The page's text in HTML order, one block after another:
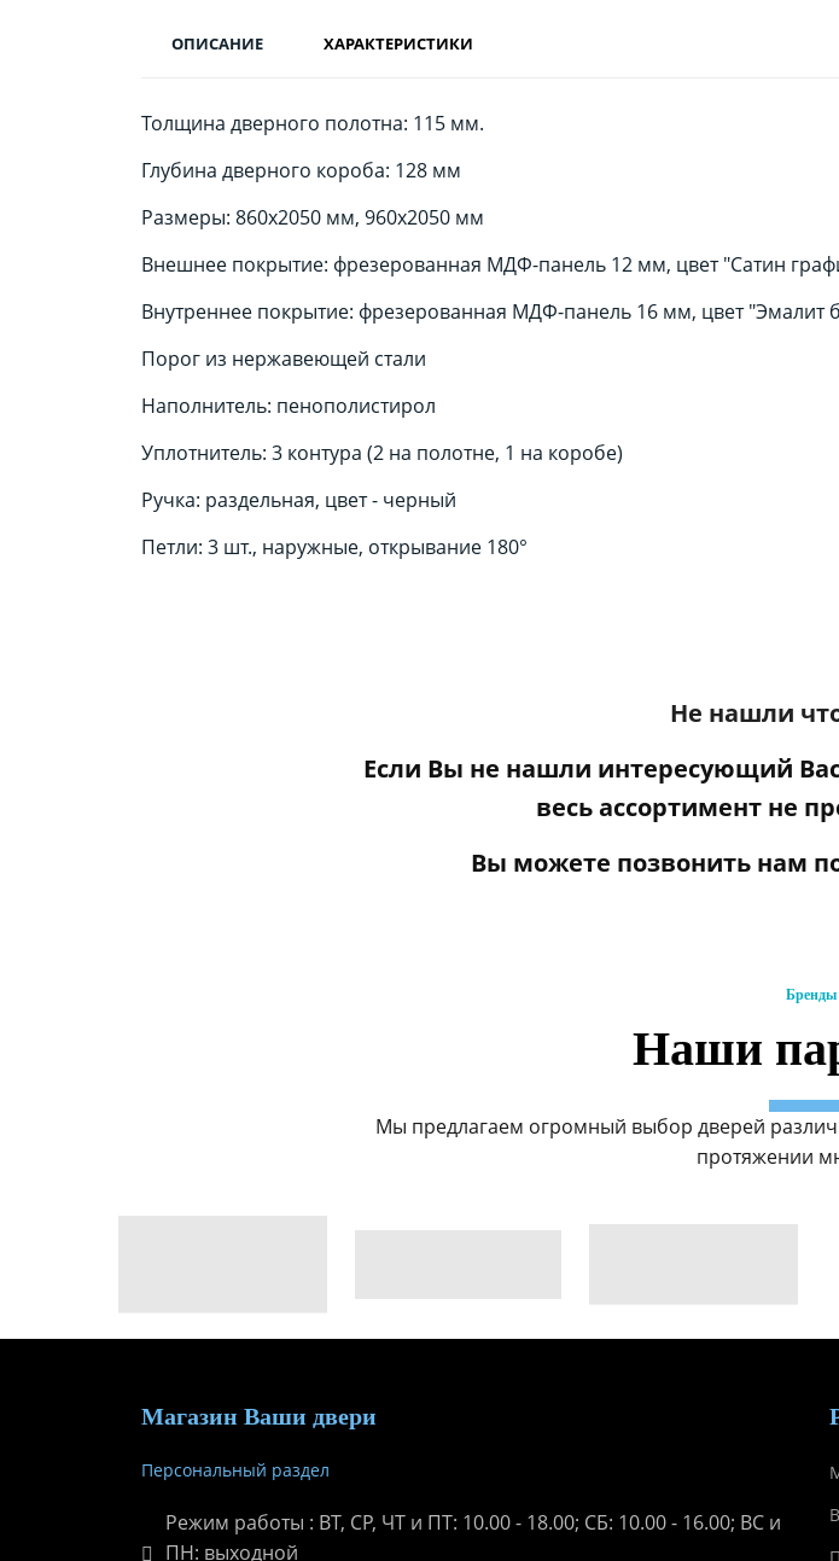
ОПИСАНИЕ ХАРАКТЕРИСТИКИ
Толщина дверного полотна: 115 мм.
Глубина дверного короба: 128 мм
Размеры: 860х2050 мм, 960х2050 мм
Внешнее покрытие: фрезерованная МДФ-панель 12 мм, цвет "Сатин
Внутреннее покрытие: фрезерованная МДФ-панель 16 мм, цвет "Эмалит
Порог из нержавеющей стали
Наполнитель: пенополистирол
Уплотнитель: 3 контура (2 на полотне, 1 на коробе)
Ручка: раздельная, цвет - черный
Петли: 3 шт., наружные, открывание 180°
Не нашли
Если Вы не нашли интересующий
весь ассортимент не
Вы можете позвонить нам
Бренды
Наши
Мы предлагаем огромный выбор дверей
протяжении
Магазин Ваши двери
Персональный раздел
Режим работы : ВТ, СР, ЧТ и ПТ: 10.00 - 18.00; СБ: 10.00 - 16.00; ВС и
ПН: выходной